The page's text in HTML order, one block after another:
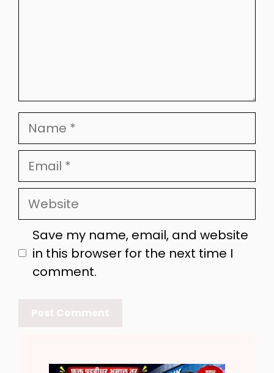
Name
Email
Website
Save my name, email, and website
in this browser for the next time I
comment.